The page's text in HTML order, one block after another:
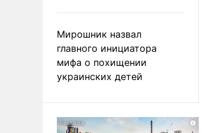
Мирошник назвал
главного инициатора
мифа о похищении
украинских детей